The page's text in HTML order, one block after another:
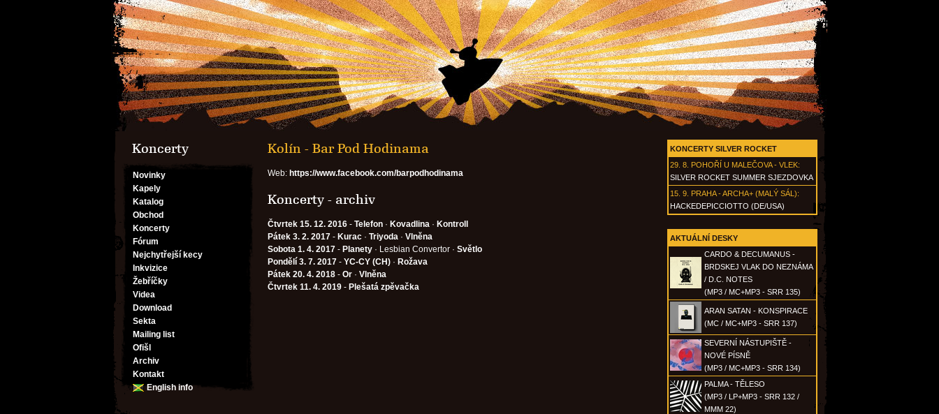
Koncerty
Novinky
Kapely
Katalog
Obchod
Koncerty
Fórum
Nejchytřejší kecy
Inkvizice
Žebříčky
Videa
Download
Sekta
Mailing list
Ofišl
Archiv
Kontakt
English info
KONCERTY SILVER ROCKET
29. 8. POHOŘÍ U MALEČOVA - VLEK:
SILVER ROCKET SUMMER SJEZDOVKA
15. 9. PRAHA - ARCHA+ (MALÝ SÁL):
HACKEDEPICCIOTTO (DE/USA)
AKTUÁLNÍ DESKY
CARDO & DECUMANUS -
BRDSKEJ VLAK DO NEZNÁMA
/ D.C. NOTES
(MP3 / MC+MP3 - SRR 135)
ARAN SATAN - KONSPIRACE
(MC / MC+MP3 - SRR 137)
SEVERNÍ NÁSTUPIŠTĚ -
NOVÉ PÍSNĚ
(MP3 / MC+MP3 - SRR 134)
PALMA - TĚLESO
(MP3 / LP+MP3 - SRR 132 /
MMM 22)
Kolín - Bar Pod Hodinama
Web: https://www.facebook.com/barpodhodinama
Koncerty - archiv
Čtvrtek 15. 12. 2016 - Telefon · Kovadlina · Kontroll
Pátek 3. 2. 2017 - Kurac · Triyoda · Vlněna
Sobota 1. 4. 2017 - Planety · Lesbian Convertor · Světlo
Pondělí 3. 7. 2017 - YC-CY (CH) · Rožava
Pátek 20. 4. 2018 - Or · Vlněna
Čtvrtek 11. 4. 2019 - Plešatá zpěvačka